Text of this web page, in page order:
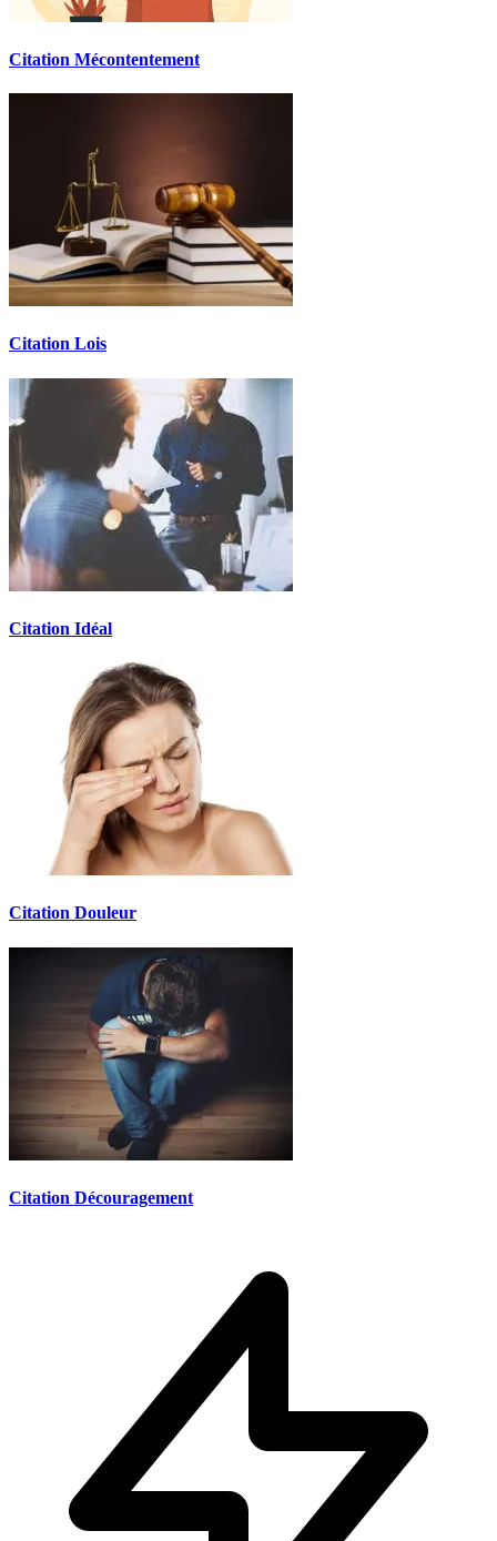
Citation Mécontentement
Citation Lois
Citation Idéal
Citation Douleur
Citation Découragement